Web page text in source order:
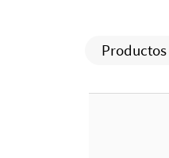
Productos